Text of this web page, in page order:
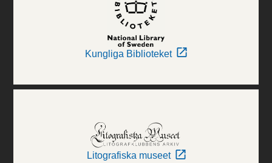
Kungliga Biblioteket
Litografiska museet